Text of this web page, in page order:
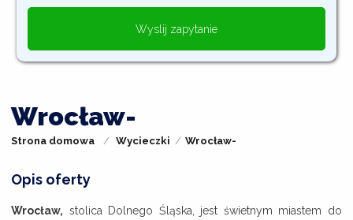
Wyslij zapytanie
Wrocław-
Strona domowa Wycieczki Wrocław-
Opis oferty
Wrocław, stolica Dolnego Śląska, jest świetnym miastem do